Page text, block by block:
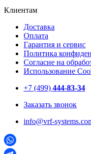
Клиентам
Доставка
Оплата
Гарантия и сервис
Политика
Согласие на
Использование
+7 (499) 444-83-34
Заказать звонок
info@vrf-